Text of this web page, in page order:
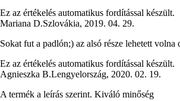
Ez az értékelés automatikus fordítással készült.
Mariana D.Szlovákia, 2019. 04. 29.
Sokat fut a padlón;) az alsó része lehetett volna
Ez az értékelés automatikus fordítással készült.
Agnieszka B.Lengyelország, 2020. 02. 19.
A termék a leírás szerint. Kiváló minőség